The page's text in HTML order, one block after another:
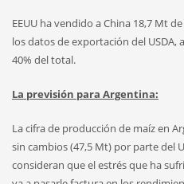
EEUU ha vendido a China 18,7 Mt
los datos de exportación del
40% del total.
La previsión para Argentina:
La cifra de producción de maíz en
sin cambios (47,5 Mt) por parte del
consideran que el estrés que ha